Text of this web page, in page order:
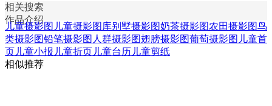
相关搜索
作品介绍
儿童摄影图 儿童摄影图库别墅摄影图奶茶摄影图农田摄影图鸟
类摄影图铅笔摄影图 人群摄影图翅膀摄影图葡萄摄影图 儿童首
页 儿童小报 儿童折页 儿童台历 儿童剪纸
相似推荐